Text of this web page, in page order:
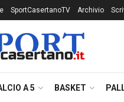
SportCasertanoTV Archivio
A 5 BASKET